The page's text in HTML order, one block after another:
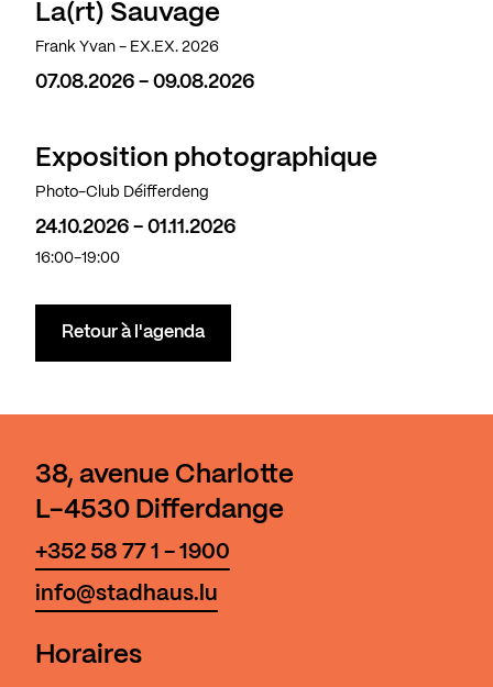
La(rt) Sauvage
Frank Yvan - EX.EX. 2026
07.08.2026 - 09.08.2026
Exposition photographique
Photo-Club Déifferdeng
24.10.2026 - 01.11.2026
16:00-19:00
Retour à l'agenda
38, avenue Charlotte
L-4530 Differdange
+352 58 77 1 - 1900
info@stadhaus.lu
Horaires